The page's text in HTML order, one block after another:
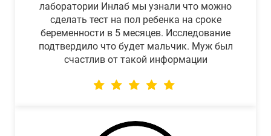
лаборатории Инлаб мы узнали что можно
сделать тест на пол ребенка на сроке
беременности в 5 месяцев. Исследование
подтвердило что будет мальчик. Муж был
счастлив от такой информации